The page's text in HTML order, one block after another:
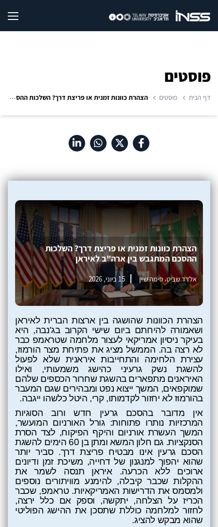
פוסטים
דף הבית פוסטים הצהרת כוונות זמנית או פריצת דרך? השלכות ההסכם המתגבש בין ארה"ב לאיראן
הצהרת כוונות זמנית או פריצת דרך? השלכות
ההסכם המתגבש בין ארה"ב לאיראן
אלדד שביט, סימה שיין 15 ביוני, 2026
הצהרת הכוונות שהושגה בין ארצות הברית לאיראן
ושאמורה להיחתם ביום שישי הקרוב בג'נבה, היא
בעיקר ניסיון אמריקאי לעצור מלחמה שטראמפ כבר
לא רצה בה. הממשל מציג את פתיחת מצר הורמוז,
עצירת הלחימה והתחייבות איראנית שלא לפעול
להשגת נשק גרעיני כהישג משמעותי, ואילו
האיראנים מתפארים בהשגת שחרור הכספים שלהם
שמוקפאים, המשך ייצוא נפט ומבהירים שגם המעבר
בהורמוז לא יחזור לקדמותו, קרי, היטל כלשהו ייגבה.
אין מדובר בהסכם גרעין חדש ורוב הסוגיות
המרכזיות נותרו פתוחות: גורל האורניום המועשר,
המשך העשרת אורניום והיקף הפיקוח, לצד הסרת
הסנקציות. גם חלון המשא ומתן בן 60 הימים להשגת
הסכם גרעין אינו מבטיח פריצת דרך. סביר יותר
שהוא יהפוך למנגנון של דחייה, משיכת זמן ודיונים
ארוכים ללא הכרעה. איראן תנסה לשמר את
ההקלות שכבר קיבלה, להימנע מוויתורים נוספים
ולמסמס את הדרישות האמריקאיות. טראמפ, שכבר
הכריז על הצלחה, יתקשה, וספק אם כלל ירצה,
לחזור למלחמה כוללת שתסכן את ההישג הפוליטי
שהוא מבקש להציג.